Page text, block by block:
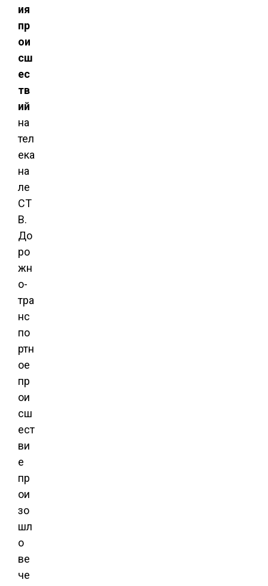
ия
пр
ои
сш
ес
тв
ий
на
тел
ека
на
ле
СТ
В.
До
ро
жн
о-
тра
нс
по
ртн
ое
пр
ои
сш
ест
ви
е
пр
ои
зо
шл
о
ве
че